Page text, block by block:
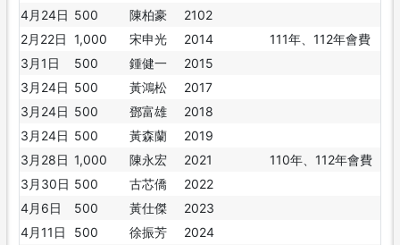
4月24日 500 陳柏豪
2102
2月22日 1,000 宋申光 2014
111年、112年會費
3月1日
500 鍾健一
2015
3月24日 500 黃鴻松
2017
3月24日 500 鄧富雄
2018
3月24日 500 黃森蘭
2019
3月28日 1,000 陳永宏 2021
110年、112年會費
3月30日 500 古芯僑
2022
4月6日
500 黃仕傑
2023
4月11日
500 徐振芳
2024